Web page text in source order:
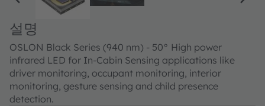
설명
OSLON Black Series (940 nm) - 50° High power
infrared LED for In-Cabin Sensing applications like
driver monitoring, occupant monitoring, interior
monitoring, gesture sensing and child presence
detection.